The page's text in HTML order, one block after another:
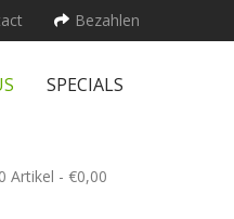
Bezahlen
SPECIALS
0 Artikel - €0,00